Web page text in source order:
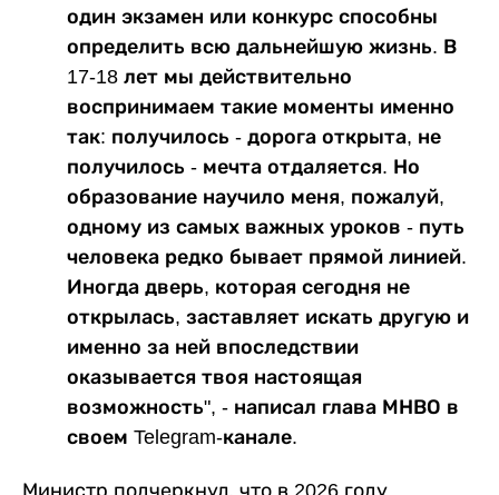
один экзамен или конкурс способны
определить всю дальнейшую жизнь. В
17-18 лет мы действительно
воспринимаем такие моменты именно
так: получилось - дорога открыта, не
получилось - мечта отдаляется. Но
образование научило меня, пожалуй,
одному из самых важных уроков - путь
человека редко бывает прямой линией.
Иногда дверь, которая сегодня не
открылась, заставляет искать другую и
именно за ней впоследствии
оказывается твоя настоящая
возможность", - написал глава МНВО в
своем Telegram-канале.